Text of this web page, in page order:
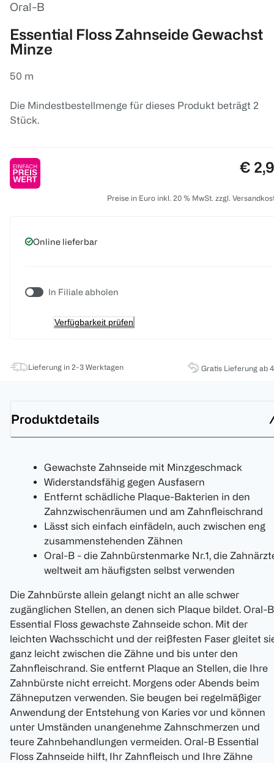
Oral-B
Essential Floss Zahnseide Gewachst
Minze
50 m
Die Mindestbestellmenge für dieses Produkt beträgt 2
Stück.
€
Preise in Euro inkl. 20 % MwSt. zzgl.
Online lieferbar
In Filiale abholen
Verfügbarkeit prüfen
Lieferung in 2-3 Werktagen Gratis Lieferung ab
Produktdetails
Gewachste Zahnseide mit Minzgeschmack
Widerstandsfähig gegen Ausfasern
Entfernt schädliche Plaque-Bakterien in den
Zahnzwischenräumen und am Zahnfleischrand
Lässt sich einfach einfädeln, auch zwischen eng
zusammenstehenden Zähnen
Oral-B - die Zahnbürstenmarke Nr.1, die
weltweit am häufigsten selbst verwenden
Die Zahnbürste allein gelangt nicht an alle schwer
zugänglichen Stellen, an denen sich Plaque bildet. Oral-B
Essential Floss gewachste Zahnseide schon. Mit der
leichten Wachsschicht und der reißfesten Faser gleitet
ganz leicht zwischen die Zähne und bis unter den
Zahnfleischrand. Sie entfernt Plaque an Stellen, die Ihre
Zahnbürste nicht erreicht. Morgens oder Abends beim
Zähneputzen verwenden. Sie beugen bei regelmäßiger
Anwendung der Entstehung von Karies vor und können
unter Umständen unangenehme Zahnschmerzen und
teure Zahnbehandlungen vermeiden. Oral-B Essential
Floss Zahnseide hilft, Ihr Zahnfleisch und Ihre Zähne